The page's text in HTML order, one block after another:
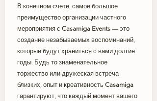
В конечном счете, самое большое
преимущество организации частного
мероприятия с Casamiga Events — это
создание незабываемых воспоминаний,
которые будут храниться с вами долгие
годы. Будь то знаменательное
торжество или дружеская встреча
близких, опыт и креативность Casamiga
гарантируют, что каждый момент вашего